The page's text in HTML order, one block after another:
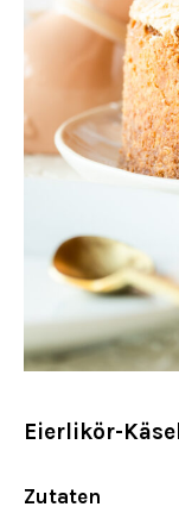
Eierlikör-
Zutaten